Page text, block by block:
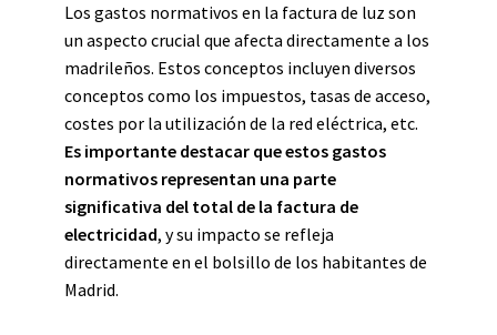
Los gastos normativos en la factura de luz son
un aspecto crucial que afecta directamente a los
madrileños. Estos conceptos incluyen diversos
conceptos como los impuestos, tasas de acceso,
costes por la utilización de la red eléctrica, etc.
Es importante destacar que estos gastos
normativos representan una parte
significativa del total de la factura de
electricidad, y su impacto se refleja
directamente en el bolsillo de los habitantes de
Madrid.